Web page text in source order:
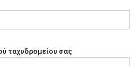
ταχυδρομείου σας